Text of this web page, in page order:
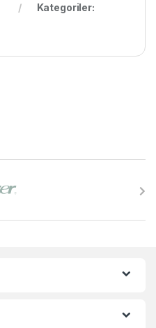
Kategoriler: